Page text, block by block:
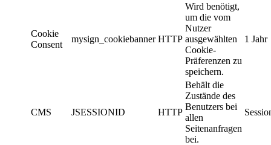
Cookie
Consent
mysign_cookiebanner HTTP
Wird benötigt,
um die vom
Nutzer
ausgewählten
Cookie-
Präferenzen zu
speichern.
1 Jahr
CMS JSESSIONID HTTP
Behält die
Zustände des
Benutzers bei
allen
Seitenanfragen
bei.